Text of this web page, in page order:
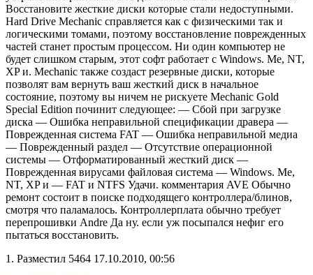
Восстановите жесткие диски которые стали недоступными.
Hard Drive Mechanic справляется как с физическими так и
логическими томами, поэтому восстановление поврежденных
частей станет простым процессом. Ни один компьютер не
будет слишком старым, этот софт работает с Windows. Me, NT,
XP и. Mechanic также создаст резервные диски, которые
позволят вам вернуть ваш жесткий диск в начальное
состояние, поэтому вы ничем не рискуете Mechanic Gold
Special Edition починит следующее: — Сбой при загрузке
диска — Ошибка неправильной спецификации дравера —
Поврежденная система FAT — Ошибка неправильной медиа
— Поврежденный раздел — Отсутствие операционной
системы — Отформатированный жесткий диск —
Поврежденная вирусами файловая система — Windows. Me,
NT, XP и — FAT и NTFS Удачи. комментария AVE Обычно
ремонт состоит в поиске подходящего контроллера/блинов,
смотря что паламалось. Контроллерплата обычно требует
перепрошивки Andre Да ну. если уж посыпался нефиг его
пытаться восстановить.
1. Разместил 5464 17.10.2010, 00:56